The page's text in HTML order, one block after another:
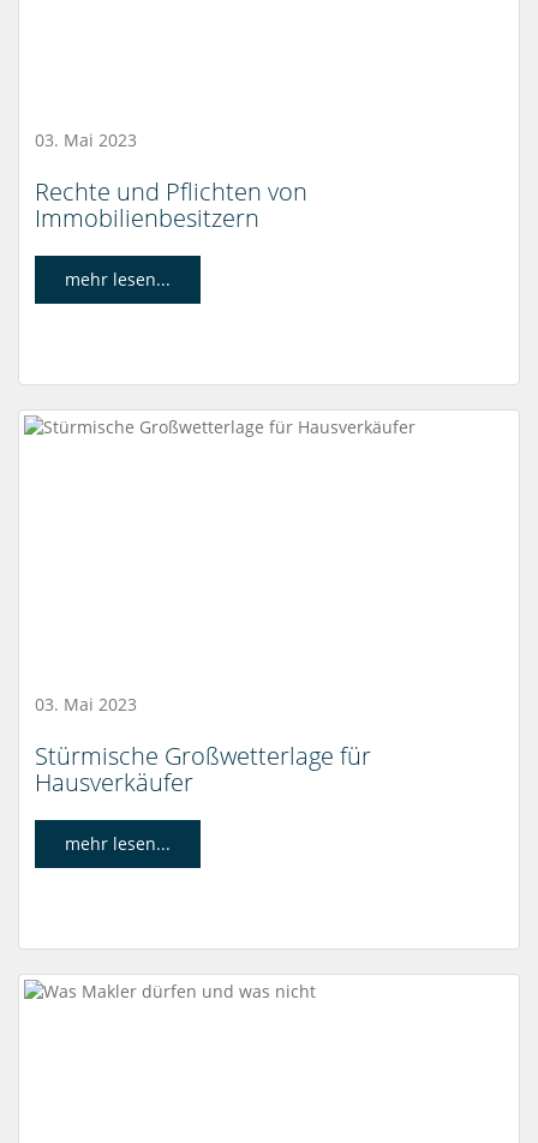
03. Mai 2023
Rechte und Pflichten von
Immobilienbesitzern
mehr lesen...
03. Mai 2023
Stürmische Großwetterlage für
Hausverkäufer
mehr lesen...